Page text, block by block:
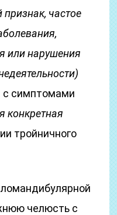
частое
или нарушения
с симптомами
конкретная
тройничного
челюсть с